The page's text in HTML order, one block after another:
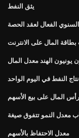
يثق النفط
الفعال لعقد الحصة
المال على الانترنت
يونيون الهند معدل المال
النفط في اليوم الواحد
المال على بيع الأسهم
معدل النمو تتفوق صيغة
معدل الاحتفاظ بالأسهم